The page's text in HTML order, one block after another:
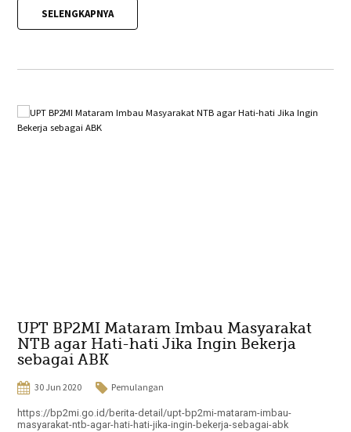
SELENGKAPNYA
UPT BP2MI Mataram Imbau Masyarakat
NTB agar Hati-hati Jika Ingin Bekerja
sebagai ABK
30 Jun 2020 Pemulangan
https://bp2mi.go.id/berita-detail/upt-bp2mi-mataram-imbau-
masyarakat-ntb-agar-hati-hati-jika-ingin-bekerja-sebagai-abk